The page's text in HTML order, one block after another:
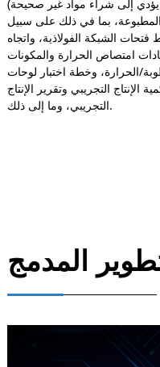
المطبوعة، بما في ذلك على سبيل
الشبكة الفولاذية، واتجاه
امتصاص الحرارة والمكونات
الحرارة، وخطة اختبار لوحات
التجريبي وتقرير الإنتاج
التجريبي، وما إلى ذلك.
المدمج